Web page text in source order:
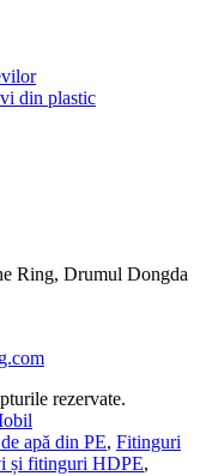
din plastic
Ring, Drumul Dongda
rezervate.
apă din PE, Fitinguri
și fitinguri HDPE,